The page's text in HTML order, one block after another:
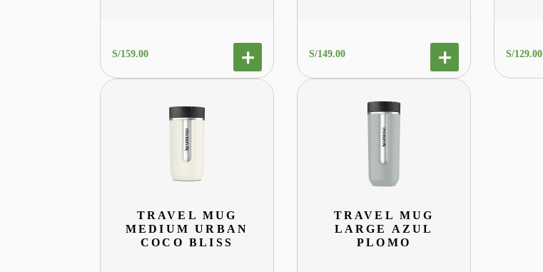
S/159.00 S/149.00 S/129.00
TRAVEL MUG
MEDIUM URBAN
COCO BLISS
TRAVEL MUG
LARGE AZUL
PLOMO